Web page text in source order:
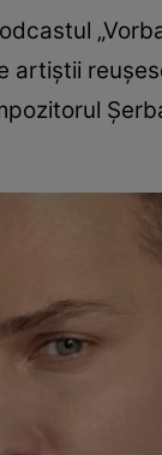
„Vorba
artiștii